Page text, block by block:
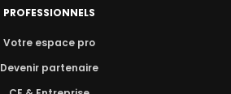
PROFESSIONNELS
Votre espace pro
Devenir partenaire